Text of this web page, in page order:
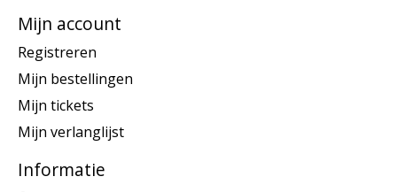
Mijn account
Registreren
Mijn bestellingen
Mijn tickets
Mijn verlanglijst
Informatie